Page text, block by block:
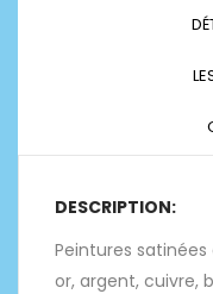
DESCRIPTION:
Peintures
or, argent, cuivre,